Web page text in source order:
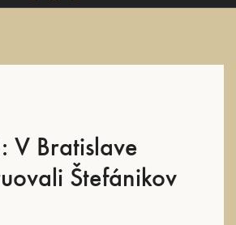
V Bratislave
Štefánikov